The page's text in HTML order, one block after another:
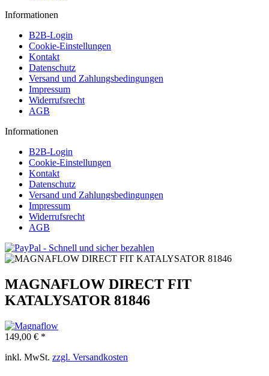
Informationen
B2B-Login
Cookie-Einstellungen
Kontakt
Datenschutz
Versand und Zahlungsbedingungen
Impressum
Widerrufsrecht
AGB
Informationen
B2B-Login
Cookie-Einstellungen
Kontakt
Datenschutz
Versand und Zahlungsbedingungen
Impressum
Widerrufsrecht
AGB
MAGNAFLOW DIRECT FIT
KATALYSATOR 81846
149,00 € *
inkl. MwSt. zzgl. Versandkosten